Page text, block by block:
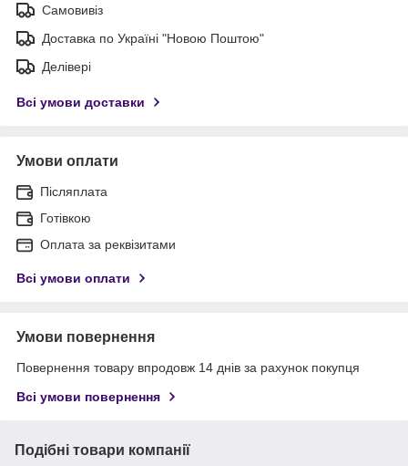
Самовивіз
Доставка по Україні "Новою Поштою"
Делівері
Всі умови доставки
Умови оплати
Післяплата
Готівкою
Оплата за реквізитами
Всі умови оплати
Умови повернення
Повернення товару впродовж 14 днів за рахунок покупця
Всі умови повернення
Подібні товари компанії